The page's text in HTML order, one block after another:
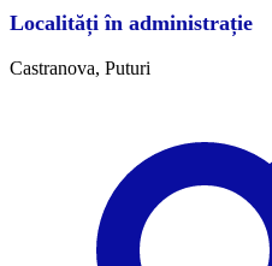
Localități în administrație
Castranova, Puturi